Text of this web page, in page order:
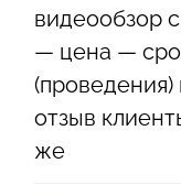
видеообзор
— цена —
отзыв
же